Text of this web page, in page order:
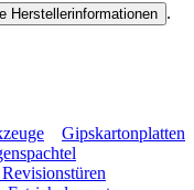
Herstellerinformationen .
Gipskartonplatten